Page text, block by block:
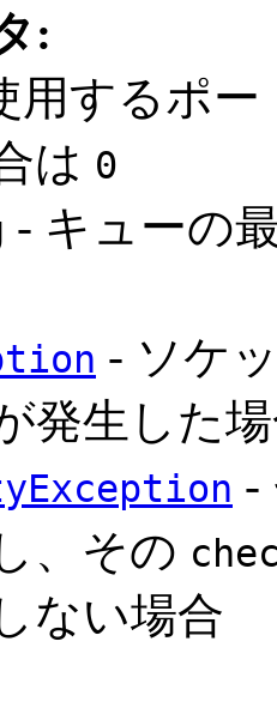
:
用するポ
は 0
- キューの
- ソケ
発生した
-
、その
ない場合